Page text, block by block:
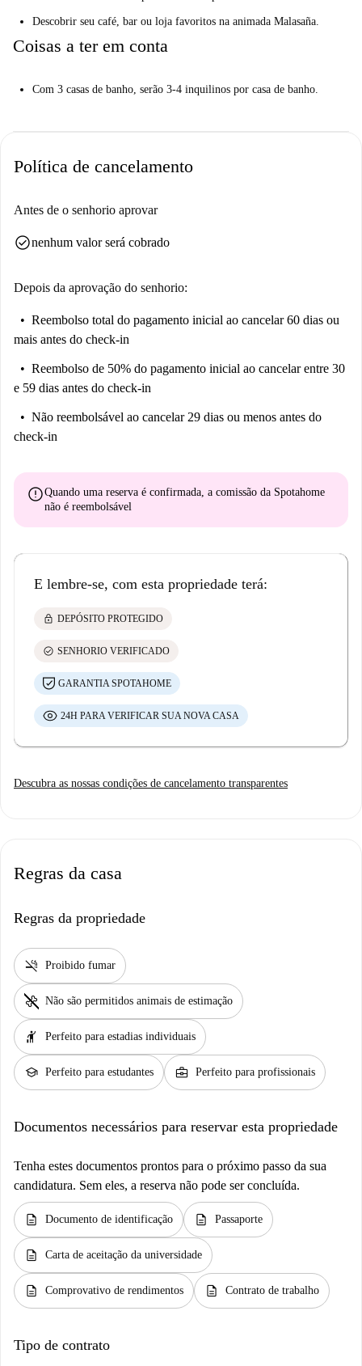
Mas você precisa saber disso ...
Este é um apartamento de 10 quartos no 1º andar, na Calle de
elegante com uma atmosfera animada.
Descobrir seu café, bar ou loja favoritos na animada Malasaña.
Coisas a ter em conta
Com 3 casas de banho, serão 3-4 inquilinos por casa de banho.
Política de cancelamento
Antes de o senhorio aprovar
check_circlenenhum valor será cobrado
Depois da aprovação do senhorio:
Reembolso total do pagamento inicial ao cancelar 60 dias ou
mais antes do check-in
Reembolso de 50% do pagamento inicial ao cancelar entre 30
e 59 dias antes do check-in
Não reembolsável ao cancelar 29 dias ou menos antes do
check-in
errorQuando uma reserva é confirmada, a comissão da Spotahome
não é reembolsável
E lembre-se, com esta propriedade terá:
lock DEPÓSITO PROTEGIDO
check_circle SENHORIO VERIFICADO
GARANTIA SPOTAHOME
24H PARA VERIFICAR SUA NOVA CASA
Descubra as nossas condições de cancelamento transparentes
Regras da casa
Regras da propriedade
smoke_free Proibido fumar
pet_supplies Não são permitidos animais de estimação
hail Perfeito para estadias individuais
school Perfeito para estudantes business_center Perfeito para profissionais
Documentos necessários para reservar esta propriedade
Tenha estes documentos prontos para o próximo passo da sua
candidatura. Sem eles, a reserva não pode ser concluída.
description Documento de identificação description Passaporte
description Carta de aceitação da universidade
description Comprovativo de rendimentos description Contrato de trabalho
Tipo de contrato